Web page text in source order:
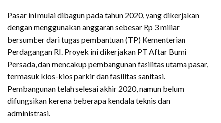
Pasar ini mulai dibagun pada tahun 2020, yang dikerjakan
dengan menggunakan anggaran sebesar Rp 3 miliar
bersumber dari tugas pembantuan (TP) Kementerian
Perdagangan RI. Proyek ini dikerjakan PT Aftar Bumi
Persada, dan mencakup pembangunan fasilitas utama pasar,
termasuk kios-kios parkir dan fasilitas sanitasi.
Pembangunan telah selesai akhir 2020, namun belum
difungsikan kerena beberapa kendala teknis dan
administrasi.